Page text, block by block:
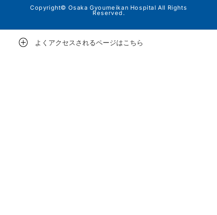
Copyright© Osaka Gyoumeikan Hospital All Rights
Reserved.
よくアクセスされるページはこちら